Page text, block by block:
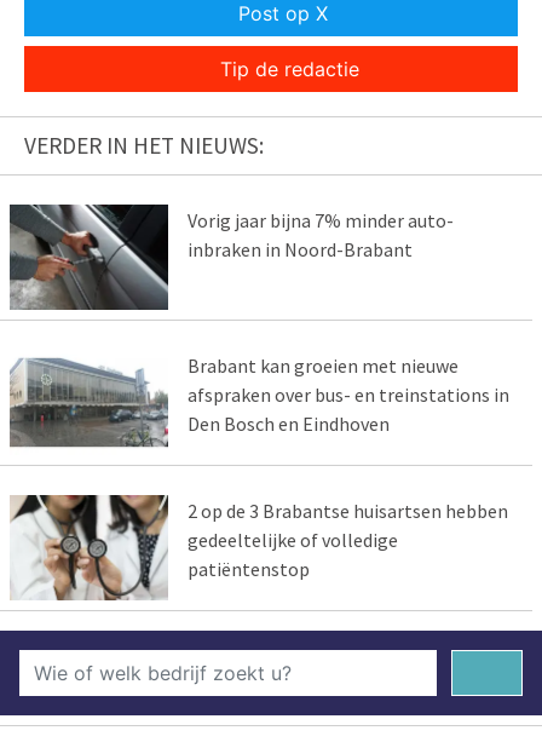
Post op X
Tip de redactie
VERDER IN HET NIEUWS:
Vorig jaar bijna 7% minder auto-
inbraken in Noord-Brabant
Brabant kan groeien met nieuwe
afspraken over bus- en treinstations in
Den Bosch en Eindhoven
2 op de 3 Brabantse huisartsen hebben
gedeeltelijke of volledige
patiëntenstop